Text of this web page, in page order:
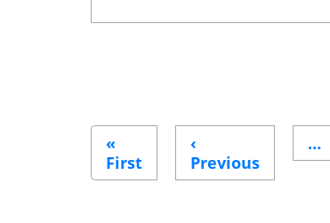
Pagination
«
First
page
‹
Previous Previous
page
…